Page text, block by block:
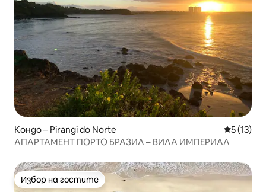
Кондо – Pirangi do Norte Средна
5 (13)
АПАРТАМЕНТ ПОРТО БРАЗИЛ – ВИЛА ИМПЕРИАЛ
Избор на гостите
Избор на гостите